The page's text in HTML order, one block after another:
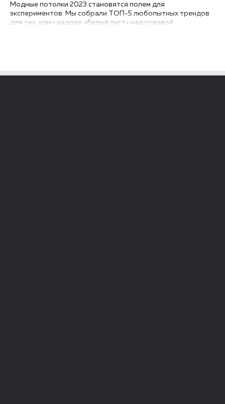
Модные потолки 2023 становятся полем для
экспериментов. Мы собрали ТОП-5 любопытных трендов
для тех, кому надоел «белый лист» над головой.